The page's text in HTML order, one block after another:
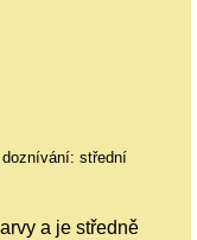
střední
a je středně